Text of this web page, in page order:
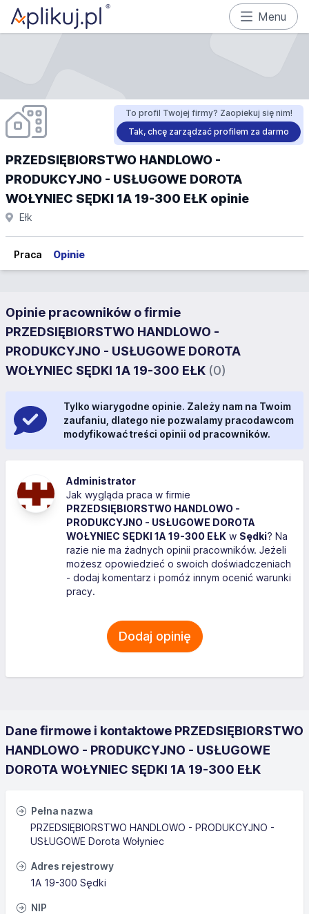
Menu
To profil Twojej firmy? Zaopiekuj się nim!
Tak, chcę zarządzać profilem za darmo
PRZEDSIĘBIORSTWO HANDLOWO -
PRODUKCYJNO - USŁUGOWE DOROTA
WOŁYNIEC SĘDKI 1A 19-300 EŁK opinie
Ełk
Praca Opinie
Opinie pracowników o firmie
PRZEDSIĘBIORSTWO HANDLOWO -
PRODUKCYJNO - USŁUGOWE DOROTA
WOŁYNIEC SĘDKI 1A 19-300 EŁK (0)
Tylko wiarygodne opinie. Zależy nam na Twoim
zaufaniu, dlatego nie pozwalamy pracodawcom
modyfikować treści opinii od pracowników.
Administrator
Jak wygląda praca w firmie
PRZEDSIĘBIORSTWO HANDLOWO -
PRODUKCYJNO - USŁUGOWE DOROTA
WOŁYNIEC SĘDKI 1A 19-300 EŁK w Sędki? Na
razie nie ma żadnych opinii pracowników. Jeżeli
możesz opowiedzieć o swoich doświadczeniach
- dodaj komentarz i pomóż innym ocenić warunki
pracy.
Dodaj opinię
Dane firmowe i kontaktowe PRZEDSIĘBIORSTWO
HANDLOWO - PRODUKCYJNO - USŁUGOWE
DOROTA WOŁYNIEC SĘDKI 1A 19-300 EŁK
Pełna nazwa
PRZEDSIĘBIORSTWO HANDLOWO - PRODUKCYJNO -
USŁUGOWE Dorota Wołyniec
Adres rejestrowy
1A 19-300 Sędki
NIP